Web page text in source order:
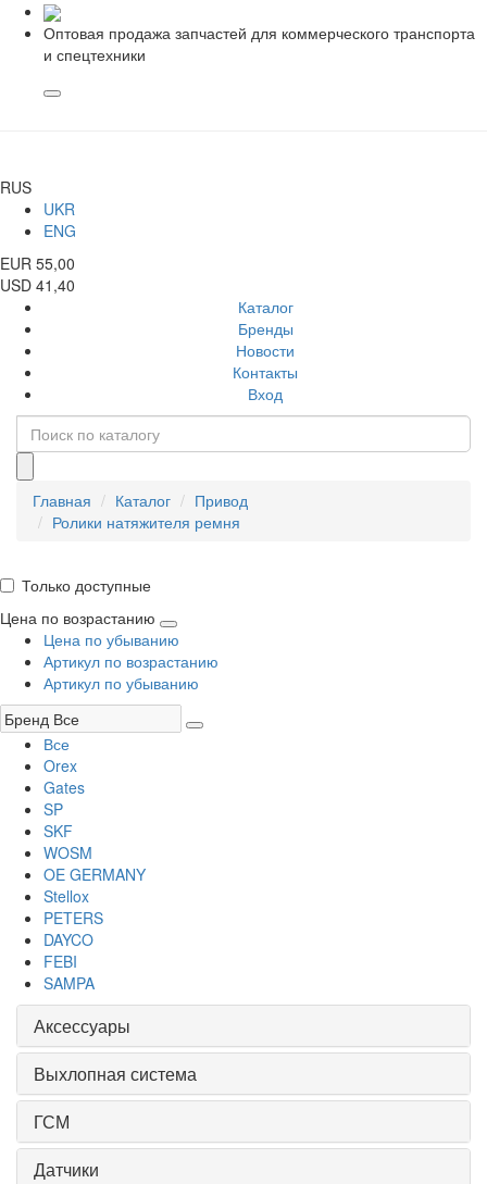
Оптовая продажа запчастей для коммерческого транспорта
и спецтехники
RUS
UKR
ENG
EUR 55,00
USD 41,40
Каталог
Бренды
Новости
Контакты
Вход
Главная Каталог
Привод
Ролики натяжителя ремня
Только доступные
Цена по возрастанию
Цена по убыванию
Артикул по возрастанию
Артикул по убыванию
Все
Orex
Gates
SP
SKF
WOSM
OE GERMANY
Stellox
PETERS
DAYCO
FEBI
SAMPA
Аксессуары
Выхлопная система
ГСМ
Датчики